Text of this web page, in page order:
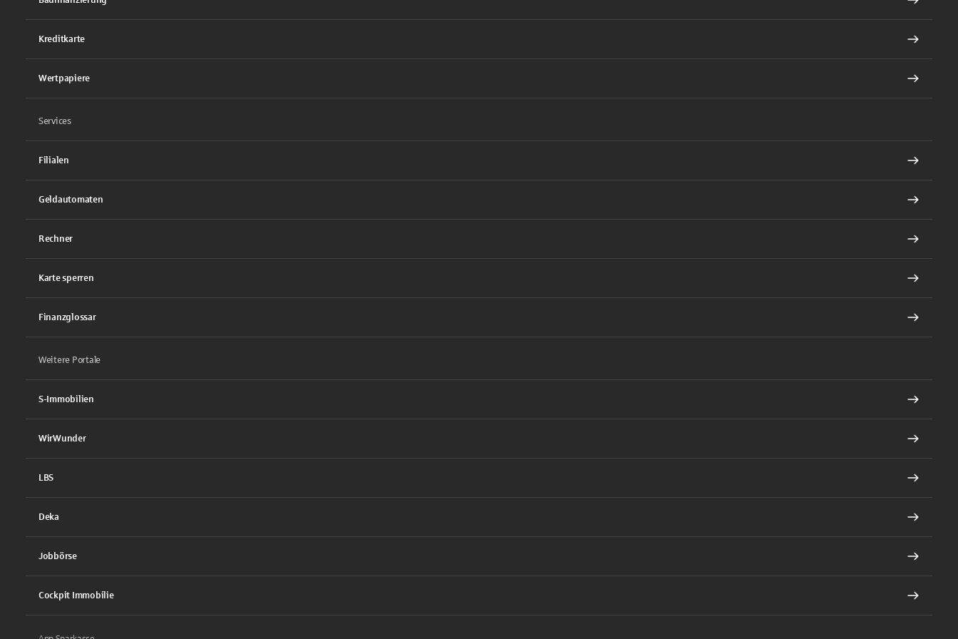
Kreditkarte
Wertpapiere
Services
Filialen
Geldautomaten
Rechner
Karte sperren
Finanzglossar
Weitere Portale
S-Immobilien
WirWunder
LBS
Deka
Jobbörse
Cockpit Immobilie